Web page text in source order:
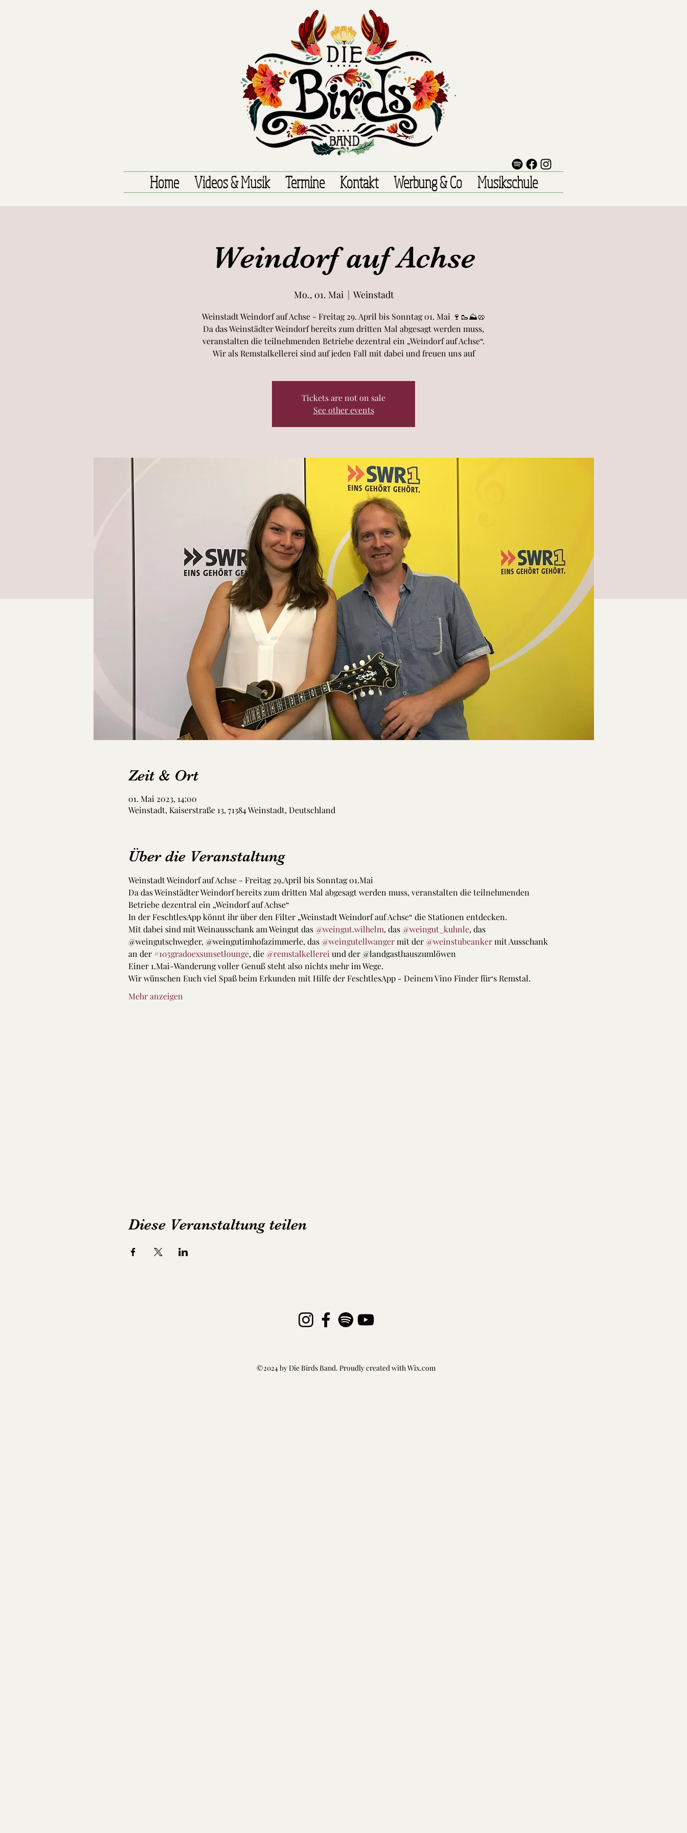
Home Videos & Musik Termine Kontakt Werbung & Co Musikschule
Weindorf auf Achse
Mo., 01. Mai
  |
Weinstadt
Weinstadt Weindorf auf Achse - Freitag 29. April bis Sonntag 01. Mai 🍷🥾⛰🥨
Da das Weinstädter Weindorf bereits zum dritten Mal abgesagt werden muss,
veranstalten die teilnehmenden Betriebe dezentral ein „Weindorf auf Achse“.
Wir als Remstalkellerei sind auf jeden Fall mit dabei und freuen uns auf
Tickets are not on sale
See other events
Zeit & Ort
01. Mai 2023, 14:00
Weinstadt, Kaiserstraße 13, 71384 Weinstadt, Deutschland
Über die Veranstaltung
Weinstadt Weindorf auf Achse - Freitag 29.April bis Sonntag 01.Mai
Da das Weinstädter Weindorf bereits zum dritten Mal abgesagt werden muss, veranstalten die teilnehmenden
Betriebe dezentral ein „Weindorf auf Achse“
In der FeschtlesApp könnt ihr über den Filter „Weinstadt Weindorf auf Achse“ die Stationen entdecken.
Mit dabei sind mit Weinausschank am Weingut das @weingut.wilhelm, das @weingut_kuhnle, das
@weingutschwegler, @weingutimhofazimmerle, das @weingutellwanger mit der @weinstubeanker mit Ausschank
an der #105gradoexsunsetlounge, die @remstalkellerei und der @landgasthauszumlöwen
Einer 1.Mai-Wanderung voller Genuß steht also nichts mehr im Wege.
Wir wünschen Euch viel Spaß beim Erkunden mit Hilfe der FeschtlesApp - Deinem Vino Finder für‘s Remstal.
Mehr anzeigen
Diese Veranstaltung teilen
©2024 by Die Birds Band. Proudly created with Wix.com